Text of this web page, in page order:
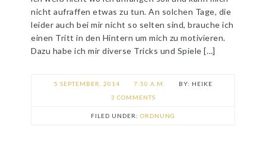
nicht aufraffen etwas zu tun. An solchen Tage, die
leider auch bei mir nicht so selten sind, brauche ich
einen Tritt in den Hintern um mich zu motivieren.
Dazu habe ich mir diverse Tricks und Spiele […]
5 SEPTEMBER, 2014 7:50 A.M.
HEIKE
3 COMMENTS
FILED UNDER: ORDNUNG